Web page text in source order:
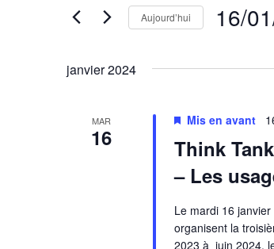
de
Évènements
Rechercher
Évènements
mot-
Aujourd’hui 16/
janvier 2024
MAR
16
Think
– Les
Mis en avant
Le mardi 16
organisent la
2023 à juin 2024,